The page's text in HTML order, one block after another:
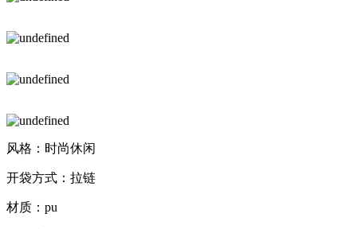
风格：时尚休闲
开袋方式：拉链
材质：pu